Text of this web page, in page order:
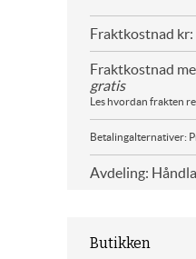
Fraktkostnad
Fraktkostnad
gratis
Les hvordan frakten
Betalingalternativer:
Avdeling:
Butikken